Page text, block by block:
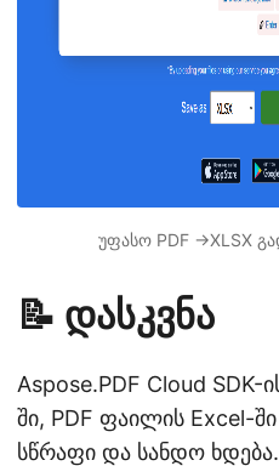
უფასო PDF ->XLSX
📝 დასკვნა
Aspose.PDF Cloud SDK-
ში, PDF ფაილის Excel-
სწრაფი და სანდო